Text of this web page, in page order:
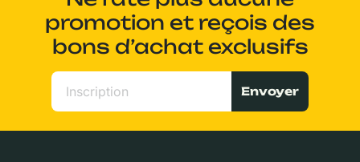
promotion et reçois des
bons d’achat exclusifs
Envoyer